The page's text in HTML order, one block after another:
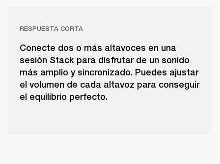
RESPUESTA CORTA
Conecte dos o más altavoces en una
sesión Stack para disfrutar de un sonido
más amplio y sincronizado. Puedes ajustar
el volumen de cada altavoz para conseguir
el equilibrio perfecto.